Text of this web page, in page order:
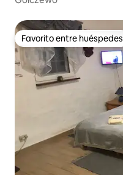
Favorito entre huéspedes
Favorito entre huéspedes